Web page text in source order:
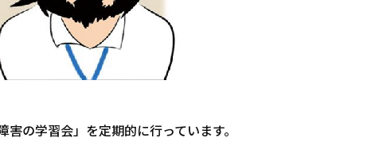
の学習会」を定期的に行っています。